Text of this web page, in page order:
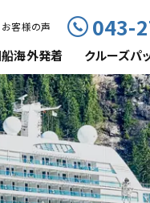
海外発着 クルーズパ
お客様の声 043-